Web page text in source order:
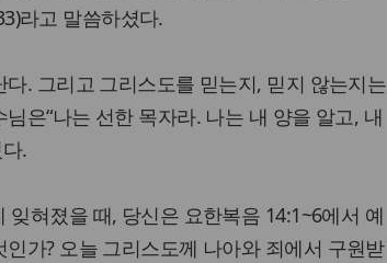
라고 말씀하셨다.
. 그리고 그리스도를 믿는지, 믿지 않는지는
은“나는 선한 목자라. 나는 내 양을 알고, 내
.
혀졌을 때, 당신은 요한복음 14:1~6에서 예
가? 오늘 그리스도께 나아와 죄에서 구원받